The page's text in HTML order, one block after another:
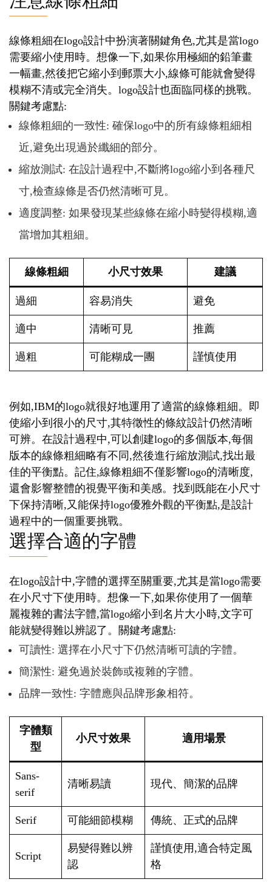
線條粗細在logo設計中扮演著關鍵角色,尤其是當logo
需要縮小使用時。想像一下,如果你用極細的鉛筆畫
一幅畫,然後把它縮小到郵票大小,線條可能就會變得
模糊不清或完全消失。logo設計也面臨同樣的挑戰。
關鍵考慮點:
線條粗細的一致性: 確保logo中的所有線條粗細相
近,避免出現過於纖細的部分。
縮放測試: 在設計過程中,不斷將logo縮小到各種尺
寸,檢查線條是否仍然清晰可見。
適度調整: 如果發現某些線條在縮小時變得模糊,適
當增加其粗細。
線條粗細 小尺寸效果 建議
過細 容易消失 避免
適中 清晰可見 推薦
過粗 可能糊成一團 謹慎使用
例如,IBM的logo就很好地運用了適當的線條粗細。即
使縮小到很小的尺寸,其特徵性的條紋設計仍然清晰
可辨。在設計過程中,可以創建logo的多個版本,每個
版本的線條粗細略有不同,然後進行縮放測試,找出最
佳的平衡點。記住,線條粗細不僅影響logo的清晰度,
還會影響整體的視覺平衡和美感。找到既能在小尺寸
下保持清晰,又能保持logo優雅外觀的平衡點,是設計
過程中的一個重要挑戰。
選擇合適的字體
在logo設計中,字體的選擇至關重要,尤其是當logo需要
在小尺寸下使用時。想像一下,如果你使用了一個華
麗複雜的書法字體,當logo縮小到名片大小時,文字可
能就變得難以辨認了。關鍵考慮點:
可讀性: 選擇在小尺寸下仍然清晰可讀的字體。
簡潔性: 避免過於裝飾或複雜的字體。
品牌一致性: 字體應與品牌形象相符。
字體類
型
小尺寸效果 適用場景
Sans-
serif
清晰易讀 現代、簡潔的品牌
Serif 可能細節模糊 傳統、正式的品牌
Script
易變得難以辨
認
謹慎使用,適合特定風
格